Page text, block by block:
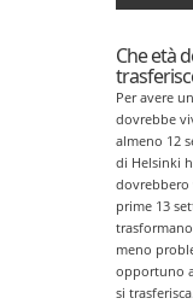
Che età
Per avere
dovrebbe
almeno 12
di Helsinki
dovrebbero
prime 13
meno
opportuno
si trasferisca.